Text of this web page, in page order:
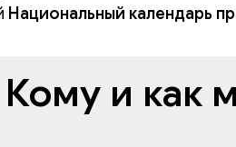
Национальный календарь
Кому и как